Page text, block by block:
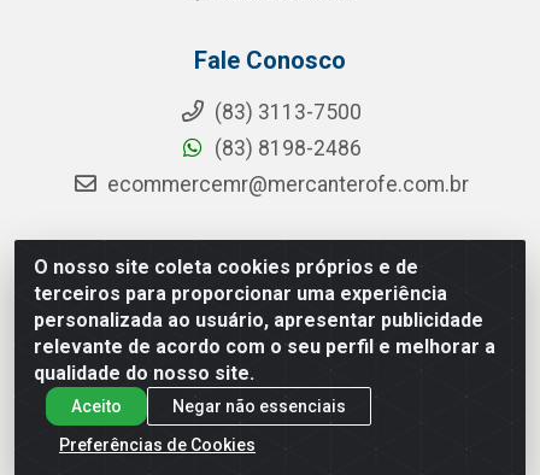
O nosso site coleta cookies próprios e de
terceiros para proporcionar uma experiência
personalizada ao usuário, apresentar publicidade
relevante de acordo com o seu perfil e melhorar a
qualidade do nosso site.
Aceito
Negar não essenciais
Preferências de Cookies
Fale Conosco
(83) 3113-7500
(83) 8198-2486
ecommercemr@mercanterofe.com.br
MR Distribuidora - Rua Hortêncio Ribeiro de Luna, 3777 -
Distrito Industrial, João Pessoa/PB - CEP 58081-400 -
CNPJ 35.428.312/0001-85